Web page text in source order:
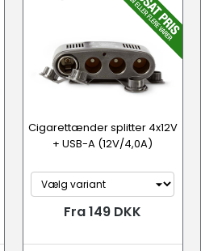
Cigarettænder splitter 4x12V
+ USB-A (12V/4,0A)
Fra 149 DKK